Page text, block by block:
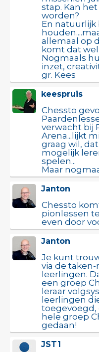
stap. Kan
worden?
En natuurlijk
allemaal op
komt dat
Nogmaals
inzet,
gr. Kees
keespruis
Chessto
verwacht bij
Arena...lijkt
graag wil,
mogelijk
spelen...
Maar
Janton
Chessto
pionlessen
even door
Janton
Je kunt
via de
leerlingen.
een groep
leraar
leerlingen
toegevoegd,
hele groep
gedaan!
JST1